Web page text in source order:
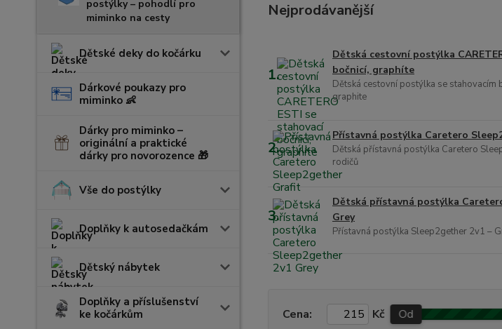
postýlky – pohodlí pro
miminko na cesty
Dětské deky do kočárku
Dárkové poukazy pro
miminko 👶
Dárky pro miminko –
originální a praktické
dárky pro novorozence 🎁
Vše do postýlky
Doplňky k autosedačkám
Dětský nábytek
Doplňky a příslušenství
ke kočárkům
Nejprodávanější
1.
Dětská cestovní postýlka
bočnicí, graphíte
Dětská cestovní postýlka se stahovacím
graphite
2.
Přístavná postýlka Caretero
Dětská přístavná postýlka Caretero
rodičů
3.
Dětská přístavná postýlka
Grey
Přístavná postýlka Sleep2gether 2v1 –
Cena: Kč Od